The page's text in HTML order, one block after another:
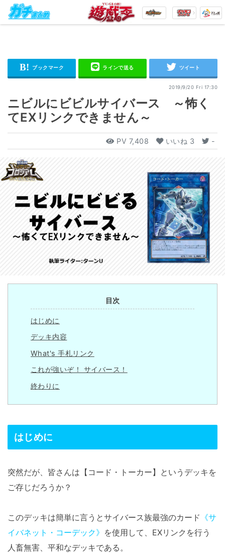
2019/9/20 Fri 17:30
ニビルにビビルサイバース ～怖く
てEXリンクできません～
PV 7,408 いいね 3 -
目次
はじめに
デッキ内容
What's 手札リンク
これが強いぞ！ サイバース！
終わりに
はじめに
突然だが、皆さんは【コード・トーカー】というデッキを
ご存じだろうか？
このデッキは簡単に言うとサイバース族最強のカード 《サ
イバネット・コーデック》 を使用して、EXリンクを行う
人畜無害、平和なデッキである。